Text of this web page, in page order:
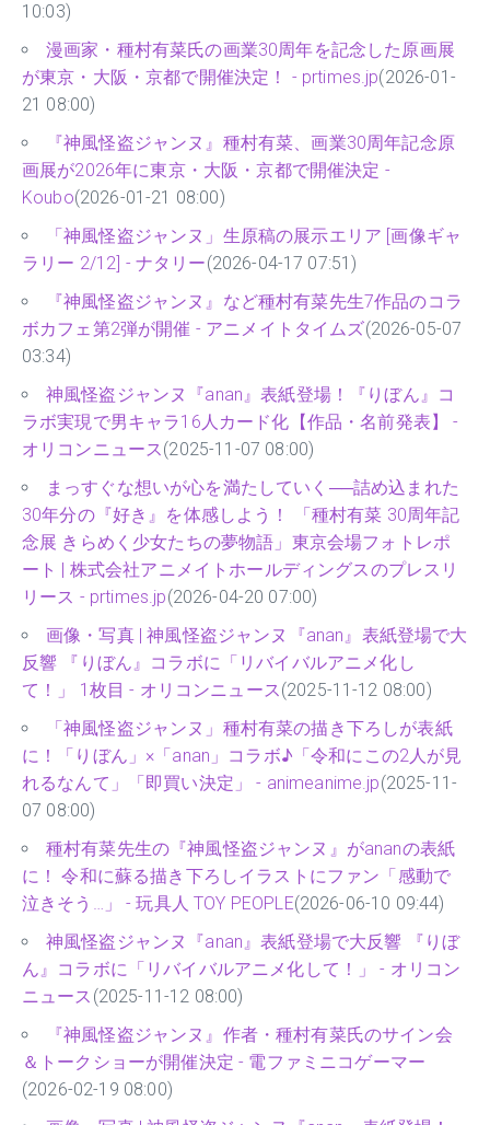
10:03)
漫画家・種村有菜氏の画業30周年を記念した原画展
が東京・大阪・京都で開催決定！ - prtimes.jp(2026-01-
21 08:00)
『神風怪盗ジャンヌ』種村有菜、画業30周年記念原
画展が2026年に東京・大阪・京都で開催決定 -
Koubo(2026-01-21 08:00)
「神風怪盗ジャンヌ」生原稿の展示エリア [画像ギャ
ラリー 2/12] - ナタリー(2026-04-17 07:51)
『神風怪盗ジャンヌ』など種村有菜先生7作品のコラ
ボカフェ第2弾が開催 - アニメイトタイムズ(2026-05-07
03:34)
神風怪盗ジャンヌ『anan』表紙登場！『りぼん』コ
ラボ実現で男キャラ16人カード化【作品・名前発表】 -
オリコンニュース(2025-11-07 08:00)
まっすぐな想いが心を満たしていく──詰め込まれた
30年分の『好き』を体感しよう！ 「種村有菜 30周年記
念展 きらめく少女たちの夢物語」東京会場フォトレポ
ート | 株式会社アニメイトホールディングスのプレスリ
リース - prtimes.jp(2026-04-20 07:00)
画像・写真 | 神風怪盗ジャンヌ『anan』表紙登場で大
反響 『りぼん』コラボに「リバイバルアニメ化し
て！」 1枚目 - オリコンニュース(2025-11-12 08:00)
「神風怪盗ジャンヌ」種村有菜の描き下ろしが表紙
に！「りぼん」×「anan」コラボ♪「令和にこの2人が見
れるなんて」「即買い決定」 - animeanime.jp(2025-11-
07 08:00)
種村有菜先生の『神風怪盗ジャンヌ』がananの表紙
に！ 令和に蘇る描き下ろしイラストにファン「感動で
泣きそう…」 - 玩具人 TOY PEOPLE(2026-06-10 09:44)
神風怪盗ジャンヌ『anan』表紙登場で大反響 『りぼ
ん』コラボに「リバイバルアニメ化して！」 - オリコン
ニュース (2025-11-12 08:00)
『神風怪盗ジャンヌ』作者・種村有菜氏のサイン会
＆トークショーが開催決定 - 電ファミニコゲーマー
(2026-02-19 08:00)